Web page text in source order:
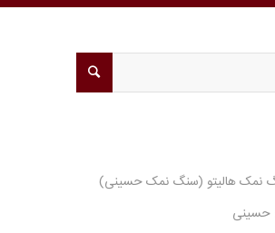
نمک هالیتو (سنگ نمک حسینی)
حسینی